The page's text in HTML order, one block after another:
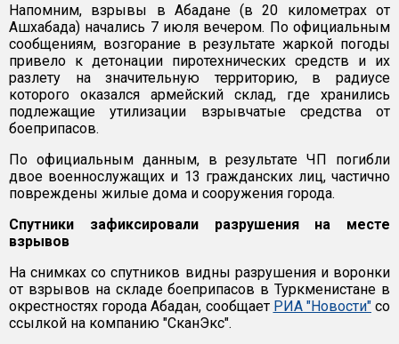
Напомним, взрывы в Абадане (в 20 километрах от
Ашхабада) начались 7 июля вечером. По официальным
сообщениям, возгорание в результате жаркой погоды
привело к детонации пиротехнических средств и их
разлету на значительную территорию, в радиусе
которого оказался армейский склад, где хранились
подлежащие утилизации взрывчатые средства от
боеприпасов.
По официальным данным, в результате ЧП погибли
двое военнослужащих и 13 гражданских лиц, частично
повреждены жилые дома и сооружения города.
Спутники зафиксировали разрушения на месте
взрывов
На снимках со спутников видны разрушения и воронки
от взрывов на складе боеприпасов в Туркменистане в
окрестностях города Абадан, сообщает РИА "Новости"со
ссылкой на компанию "СканЭкс".